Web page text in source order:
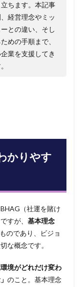
ちます。本記事
経営理念やミッ
との違い、そし
めの手順まで、
業を支援してき
かりやす
（社運を賭け
すが、 基本理念
のであり、ビジョ
な概念です。
環境がどれだけ変わ
のこと。基本理念